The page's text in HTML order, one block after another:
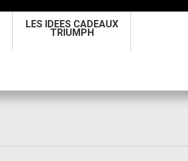
LES IDEES CADEAUX
TRIUMPH